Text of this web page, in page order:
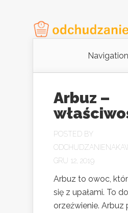
Arbuz –
POSTED BY
GRU 12, 2019
Arbuz to owoc,
się z upałami. To
orzeźwienie. Arbuz